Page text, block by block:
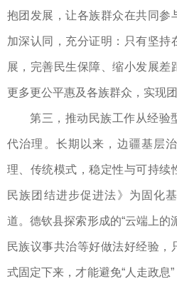
抱团发展，让各族群众在共同参
加深认同，充分证明：只有坚持
展，完善民生保障、缩小发展差
更多更公平惠及各族群众，实现
第三，推动民族工作从经验
代治理。长期以来，边疆基层
理、传统模式，稳定性与可持续
民族团结进步促进法》为固化
道。德钦县探索形成的“云端上的
民族议事共治等好做法好经验，
式固定下来，才能避免“人走政息